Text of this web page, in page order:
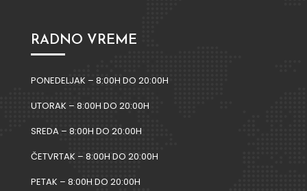
RADNO VREME
PONEDELJAK – 8:00H DO 20:00H
UTORAK – 8:00H DO 20:00H
SREDA – 8:00H DO 20:00H
ČETVRTAK – 8:00H DO 20:00H
PETAK – 8:00H DO 20:00H